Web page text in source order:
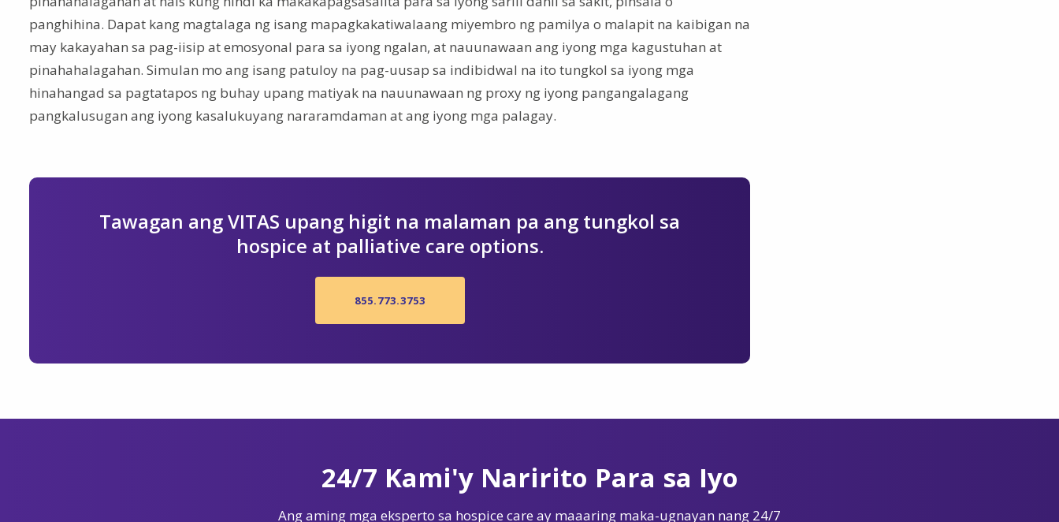
panghihina. Dapat kang magtalaga ng isang mapagkakatiwalaang miyembro ng pamilya o malapit na kaibigan na
may kakayahan sa pag-iisip at emosyonal para sa iyong ngalan, at nauunawaan ang iyong mga kagustuhan at
pinahahalagahan. Simulan mo ang isang patuloy na pag-uusap sa indibidwal na ito tungkol sa iyong mga
hinahangad sa pagtatapos ng buhay upang matiyak na nauunawaan ng proxy ng iyong pangangalagang
pangkalusugan ang iyong kasalukuyang nararamdaman at ang iyong mga palagay.
Tawagan ang VITAS upang higit na malaman pa ang tungkol sa
hospice at palliative care options.
855.773.3753
24/7 Kami'y Naririto Para sa Iyo
Ang aming mga eksperto sa hospice care ay maaaring maka-ugnayan nang 24/7